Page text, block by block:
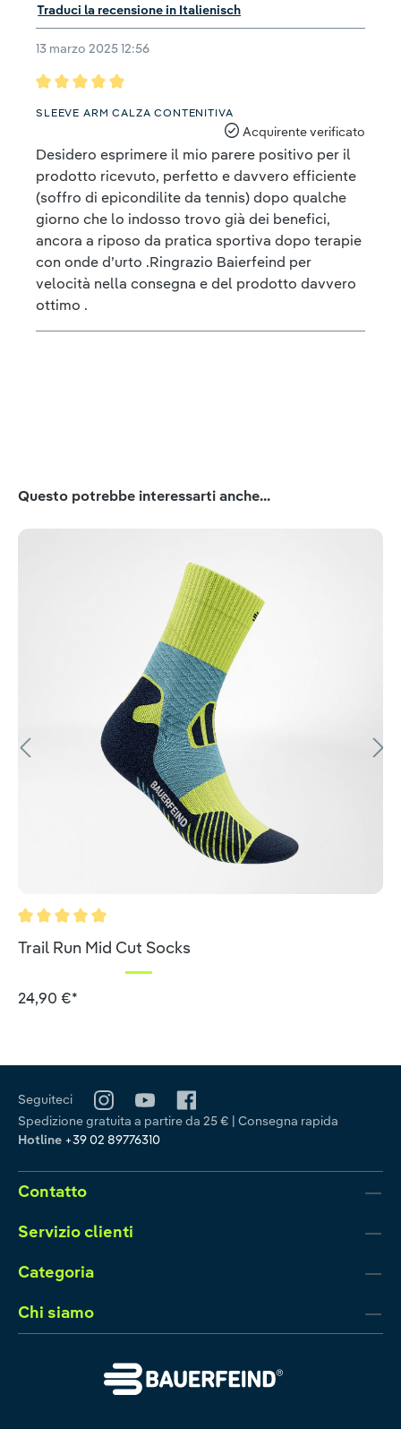
Traduci la recensione in Italienisch
13 marzo 2025 12:56
SLEEVE ARM CALZA CONTENITIVA
Acquirente verificato
Desidero esprimere il mio parere positivo per il
prodotto ricevuto, perfetto e davvero efficiente
(soffro di epicondilite da tennis) dopo qualche
giorno che lo indosso trovo già dei benefici,
ancora a riposo da pratica sportiva dopo terapie
con onde d’urto .Ringrazio Baierfeind per
velocità nella consegna e del prodotto davvero
ottimo .
Salta la galleria dei prodotti
Questo potrebbe interessarti anche...
Valutazione media di 5 su 5 stelle
Trail Run Mid Cut Socks
24,90 €*
Seguiteci
Spedizione gratuita a partire da 25 € | Consegna rapida
Hotline +39 02 89776310
Contatto
Servizio clienti
Categoria
Chi siamo